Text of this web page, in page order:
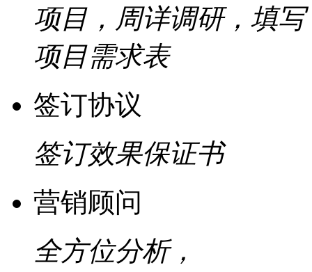
项目，周详调研，填写
项目需求表
签订协议
签订效果保证书
营销顾问
全方位分析，